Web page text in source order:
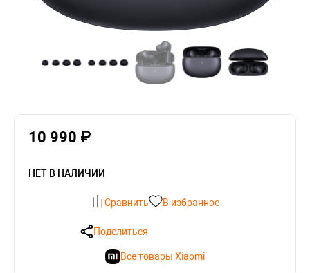
10 990 ₽
НЕТ В НАЛИЧИИ
Сравнить В избранное
Поделиться
Все товары Xiaomi